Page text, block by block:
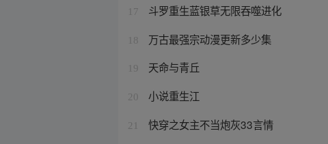
17 斗罗重生蓝银草无限吞噬进化
18 万古最强宗动漫更新多少集
19 天命与青丘
20 小说重生江
21 快穿之女主不当炮灰33言情